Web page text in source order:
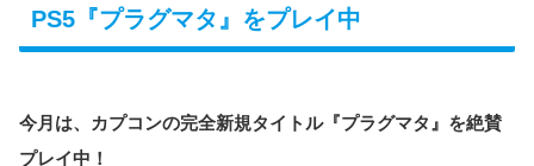
PS5『プラグマタ』をプレイ中
今月は、カプコンの完全新規タイトル『プラグマタ』を絶賛
プレイ中！